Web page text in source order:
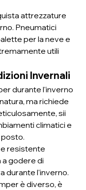
attrezzature
Pneumatici
per la neve e
utili
Invernali
durante l'inverno
ma richiede
sii
climatici e
resistente
a godere di
durante l'inverno.
è diverso, è